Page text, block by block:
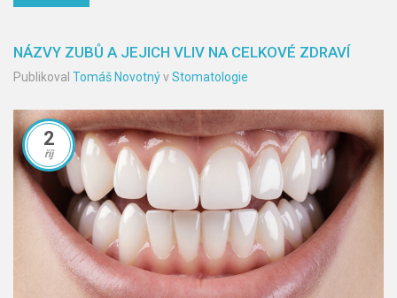
NÁZVY ZUBŮ A JEJICH VLIV NA CELKOVÉ ZDRAVÍ
Publikoval Tomáš NovotnývStomatologie
2
říj